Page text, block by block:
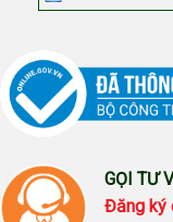
GỌI TƯ
Đăng ký